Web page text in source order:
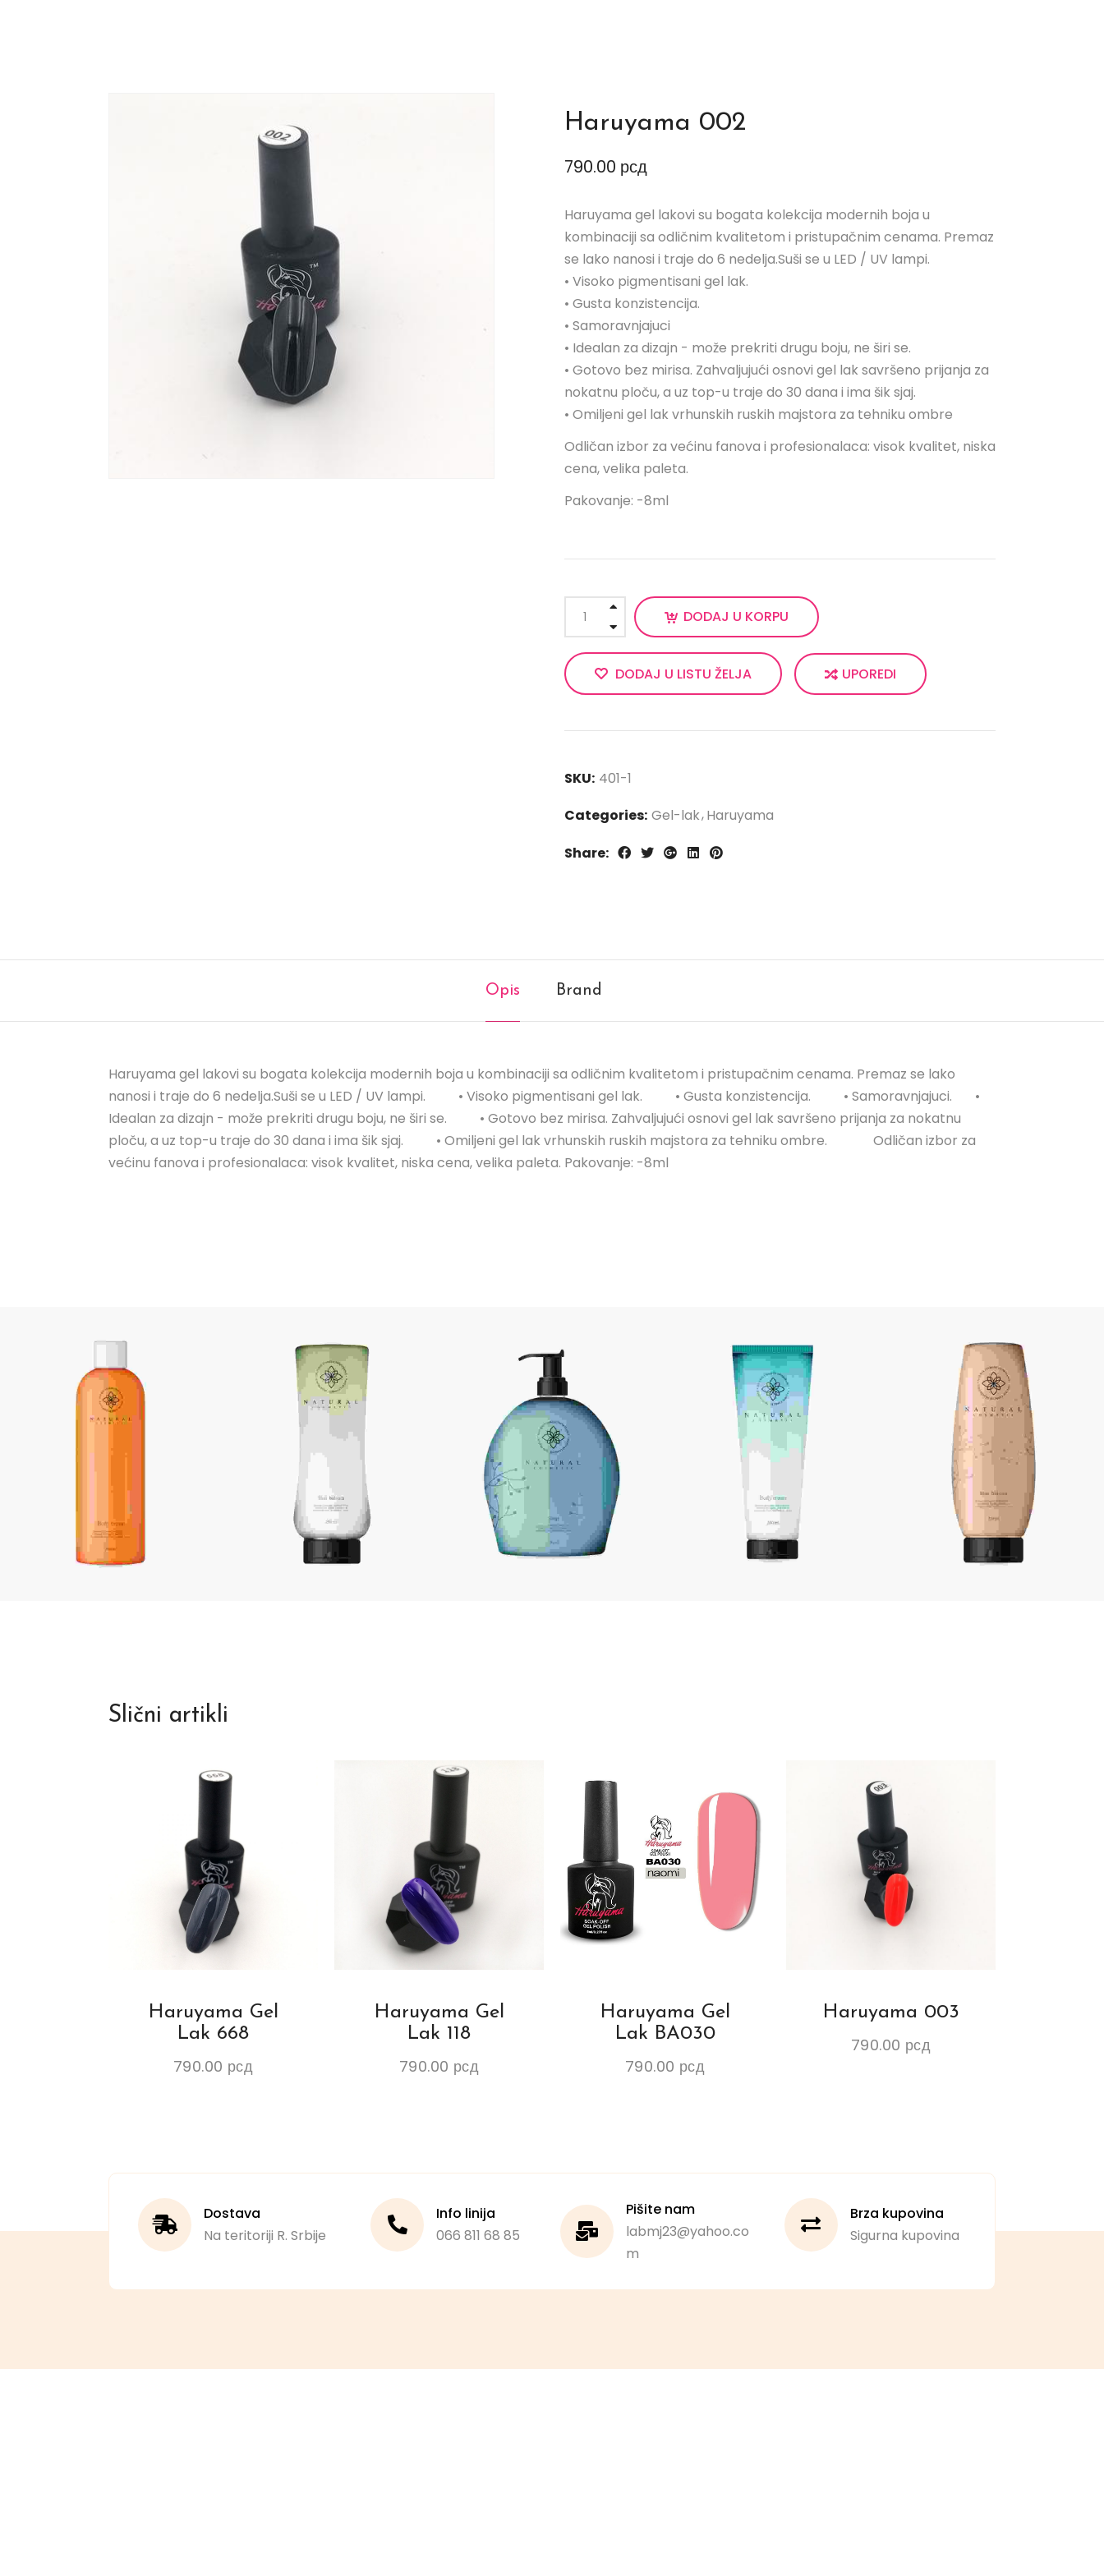
Haruyama 002
790.00 рсд
Haruyama gel lakovi su bogata kolekcija modernih boja u
kombinaciji sa odličnim kvalitetom i pristupačnim cenama. Premaz
se lako nanosi i traje do 6 nedelja.Suši se u LED / UV lampi.
• Visoko pigmentisani gel lak.
• Gusta konzistencija.
• Samoravnjajuci
• Idealan za dizajn - može prekriti drugu boju, ne širi se.
• Gotovo bez mirisa. Zahvaljujući osnovi gel lak savršeno prijanja za
nokatnu ploču, a uz top-u traje do 30 dana i ima šik sjaj.
• Omiljeni gel lak vrhunskih ruskih majstora za tehniku ombre
Odličan izbor za većinu fanova i profesionalaca: visok kvalitet, niska
cena, velika paleta.
Pakovanje: -8ml
DODAJ U KORPU
DODAJ U LISTU ŽELJA UPOREDI
SKU: 401-1
Categories: Gel-lak Haruyama
Share:
Opis Brand
Haruyama gel lakovi su bogata kolekcija modernih boja u kombinaciji sa odličnim kvalitetom i pristupačnim cenama. Premaz se lako
nanosi i traje do 6 nedelja.Suši se u LED / UV lampi.⠀⠀⠀ • Visoko pigmentisani gel lak.⠀⠀⠀ • Gusta konzistencija.⠀⠀⠀ • Samoravnjajuci.⠀⠀ •
Idealan za dizajn - može prekriti drugu boju, ne širi se.⠀⠀⠀ • Gotovo bez mirisa. Zahvaljujući osnovi gel lak savršeno prijanja za nokatnu
ploču, a uz top-u traje do 30 dana i ima šik sjaj.⠀⠀⠀ • Omiljeni gel lak vrhunskih ruskih majstora za tehniku ombre.⠀⠀ ⠀⠀ Odličan izbor za
većinu fanova i profesionalaca: visok kvalitet, niska cena, velika paleta. Pakovanje: -8ml
Slični artikli
Haruyama Gel
Lak 668
790.00 рсд
Haruyama Gel
Lak 118
790.00 рсд
Haruyama Gel
Lak BA030
790.00 рсд
Haruyama 003
790.00 рсд
Dostava
Na teritoriji R. Srbije
Info linija
066 811 68 85
Pišite nam
labmj23@yahoo.co
m
Brza kupovina
Sigurna kupovina